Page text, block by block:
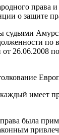
права
о защите
по
26.06.2008
имеет
была